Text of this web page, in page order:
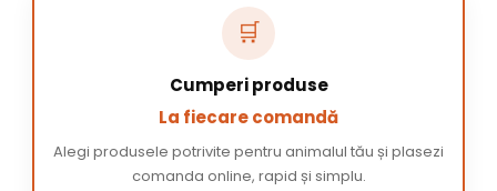
🛒
Cumperi produse
La fiecare comandă
Alegi produsele potrivite pentru animalul tău și plasezi
comanda online, rapid și simplu.